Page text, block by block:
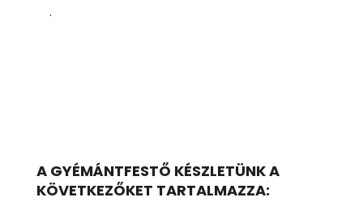
.
A GYÉMÁNTFESTŐ KÉSZLETÜNK A
KÖVETKEZŐKET TARTALMAZZA: